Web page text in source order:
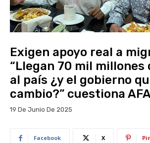
Exigen apoyo real a
“Llegan 70 mil millones
al país ¿y el gobierno
cambio?” cuestiona
19 De Junio De 2025
Facebook X